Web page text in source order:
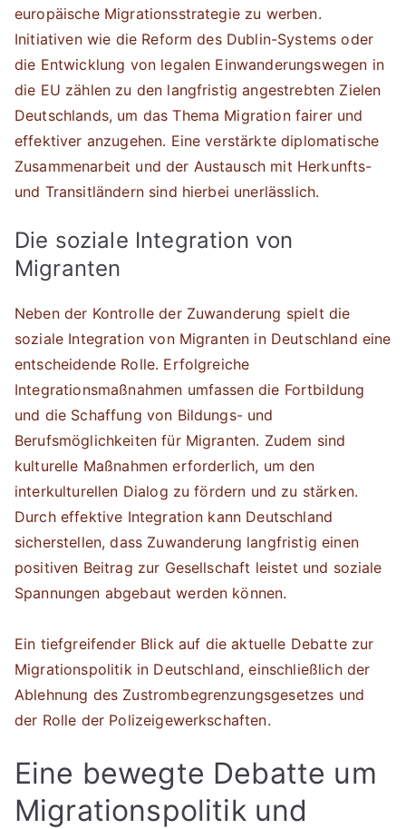
europäische Migrationsstrategie zu werben.
Initiativen wie die Reform des Dublin-Systems oder
die Entwicklung von legalen Einwanderungswegen in
die EU zählen zu den langfristig angestrebten Zielen
Deutschlands, um das Thema Migration fairer und
effektiver anzugehen. Eine verstärkte diplomatische
Zusammenarbeit und der Austausch mit Herkunfts-
und Transitländern sind hierbei unerlässlich.
Die soziale Integration von
Migranten
Neben der Kontrolle der Zuwanderung spielt die
soziale Integration von Migranten in Deutschland eine
entscheidende Rolle. Erfolgreiche
Integrationsmaßnahmen umfassen die Fortbildung
und die Schaffung von Bildungs- und
Berufsmöglichkeiten für Migranten. Zudem sind
kulturelle Maßnahmen erforderlich, um den
interkulturellen Dialog zu fördern und zu stärken.
Durch effektive Integration kann Deutschland
sicherstellen, dass Zuwanderung langfristig einen
positiven Beitrag zur Gesellschaft leistet und soziale
Spannungen abgebaut werden können.
Ein tiefgreifender Blick auf die aktuelle Debatte zur
Migrationspolitik in Deutschland, einschließlich der
Ablehnung des Zustrombegrenzungsgesetzes und
der Rolle der Polizeigewerkschaften.
Eine bewegte Debatte um
Migrationspolitik und